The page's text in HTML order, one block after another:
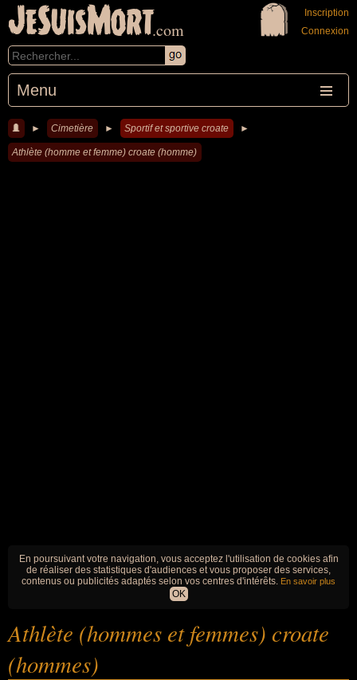
JeSuisMort.com
Menu
Inscription
Connexion
► Cimetière ► Sportif et sportive croate ►
Athlète (homme et femme) croate (homme)
En poursuivant votre navigation, vous acceptez l'utilisation de cookies afin
de réaliser des statistiques d'audiences et vous proposer des services,
contenus ou publicités adaptés selon vos centres d'intérêts. En savoir plus
OK
Athlète (hommes et femmes) croate
(hommes)